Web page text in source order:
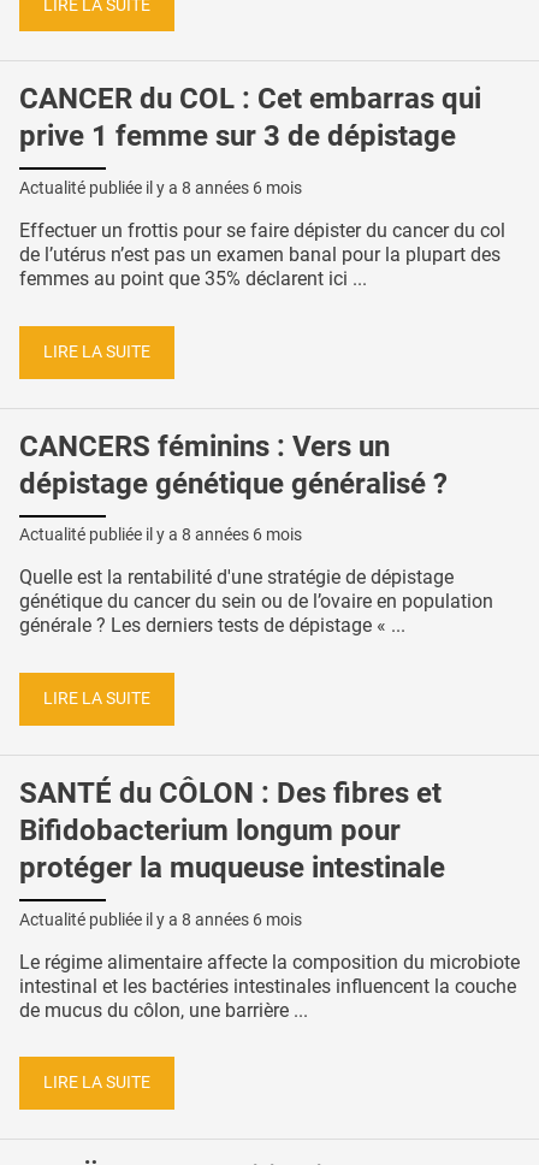
LIRE LA SUITE
CANCER du COL : Cet embarras qui
prive 1 femme sur 3 de dépistage
Actualité publiée il y a 8 années 6 mois
Effectuer un frottis pour se faire dépister du cancer du col
de l’utérus n’est pas un examen banal pour la plupart des
femmes au point que 35% déclarent ici ...
LIRE LA SUITE
CANCERS féminins : Vers un
dépistage génétique généralisé ?
Actualité publiée il y a 8 années 6 mois
Quelle est la rentabilité d'une stratégie de dépistage
génétique du cancer du sein ou de l’ovaire en population
générale ? Les derniers tests de dépistage « ...
LIRE LA SUITE
SANTÉ du CÔLON : Des fibres et
Bifidobacterium longum pour
protéger la muqueuse intestinale
Actualité publiée il y a 8 années 6 mois
Le régime alimentaire affecte la composition du microbiote
intestinal et les bactéries intestinales influencent la couche
de mucus du côlon, une barrière ...
LIRE LA SUITE